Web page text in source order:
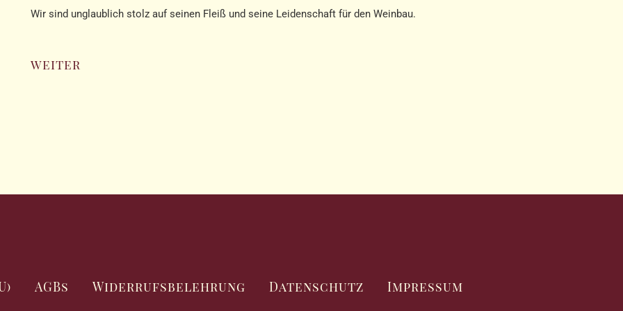
Wir sind unglaublich stolz auf seinen Fleiß und seine Leidenschaft für den Weinbau.
weiter
AGBs Widerrufsbelehrung Datenschutz Impressum